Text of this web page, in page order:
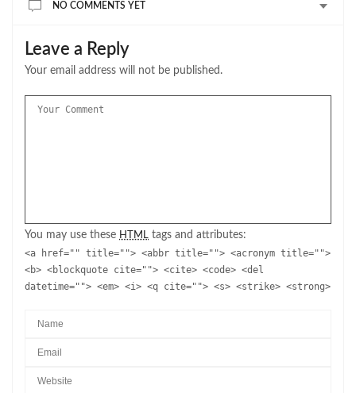
NO COMMENTS YET
Leave a Reply
Your email address will not be published.
You may use these HTML tags and attributes:
<a href="" title=""> <abbr title=""> <acronym title="">
<b> <blockquote cite=""> <cite> <code> <del
datetime=""> <em> <i> <q cite=""> <s> <strike> <strong>